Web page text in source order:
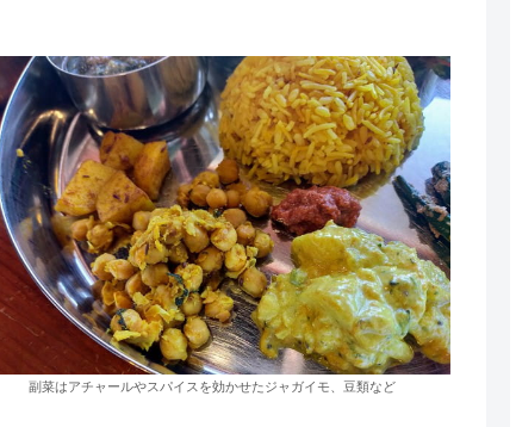
副菜はアチャールやスパイスを効かせたジャガイモ、豆類など